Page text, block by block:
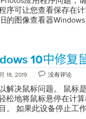
3-4次此过程，即可通
到疑难解答->高级选
后从列表中选择安全
否在应有的位置。这
件。 RAM /内存：
PC，则可以轻松地将
底侧的托架中，您不
打开RAM托架并取出
。 PCI-E卡：尽管可能
断开可能会导致
序。 请转到“ 开始”并
管理器 在设备管理器
和DVD设备，然后选
使用Driver Reviver。
少的驱动程序。
动程序并节省您的时
序可让您查看保存在
的图像查看器
”应用无法正常工作时
们知道有些用户遇到
针对特定应用程序的
Store 2. 打开
新的更新，它将自动
按照上述步骤解决问
10中修复
18, 2019 没有评论
解决鼠标问题。 鼠标
松地将鼠标悬停在计
。 如果此设备停止工